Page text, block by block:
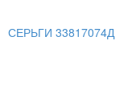
СЕРЬГИ 33817074Д